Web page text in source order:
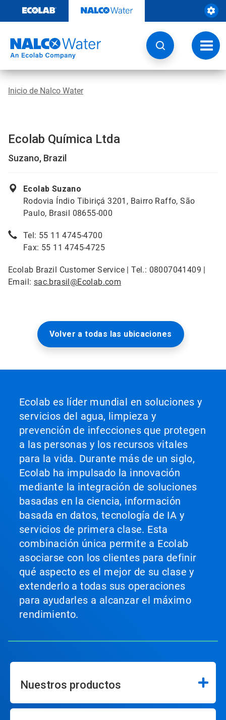
contenido
de
Inicio de Nalco Water
Ecolab Química Ltda
Suzano, Brazil
Ecolab Suzano
Rodovia Índio Tibiriçá 3201, Bairro Raffo, São
Paulo, Brasil 08655-000
Tel: 55 11 4745-4700
Fax: 55 11 4745-4725
Ecolab Brazil Customer Service | Tel.: 08007041409 |
Email: sac.brasil@Ecolab.com
Volver a todas las ubicaciones
Ecolab es líder mundial en soluciones y
servicios del agua, limpieza y
prevención de infecciones que protegen
a las personas y los recursos vitales
para la vida. Durante más de un siglo,
Ecolab ha impulsado la innovación
mediante la integración de soluciones
basadas en la ciencia, información
basada en datos, tecnología de IA y
servicios de primera clase. Esta
combinación única permite a Ecolab
asociarse con los clientes para definir
qué aspecto es el mejor de su clase y
extenderlo a todas sus operaciones
para ayudarles a alcanzar el máximo
rendimiento.
Nuestros productos